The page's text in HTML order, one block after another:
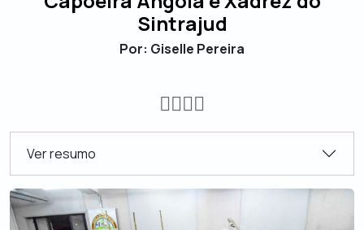
Sintrajud
Por: Giselle Pereira
Ver resumo